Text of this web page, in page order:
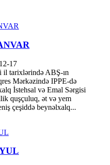
17
il tarixlərində ABŞ-ın
Mərkəzində IPPE-də
İstehsal və Emal Sərgisi
quşçuluq, ət və yem
çeşiddə beynəlxalq...